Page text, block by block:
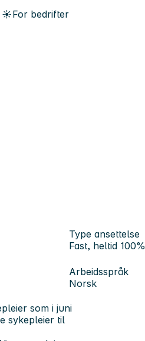
☀️For bedrifter
Type ansettelse
Fast, heltid 100%
Arbeidsspråk
Norsk
som i juni
sykepleier til